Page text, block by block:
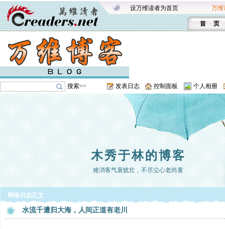
设万维读者为首页 万维
首 页
搜索>> 发表日志 控制面板 个人相册
木秀于林的博客
难消客气衰犹壮，不尽尘心老尚童
网络日志正文
水流千遭归大海，人间正道有老川